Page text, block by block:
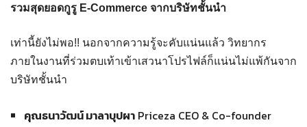
รวมสุดยอดกูรู E-Commerce จากบริษัทชั้นนำ
เท่านี้ยังไม่พอ!! นอกจากความรู้จะคับแน่นแล้ว วิทยากร
ภายในงานที่ร่วมตบเท้าเข้าเสวนาโปรไฟล์ก็แน่นไม่แพ้กันจาก
บริษัทชั้นนำ
คุณธนาวัฒน์ มาลาบุปผา Priceza CEO & Co-founder